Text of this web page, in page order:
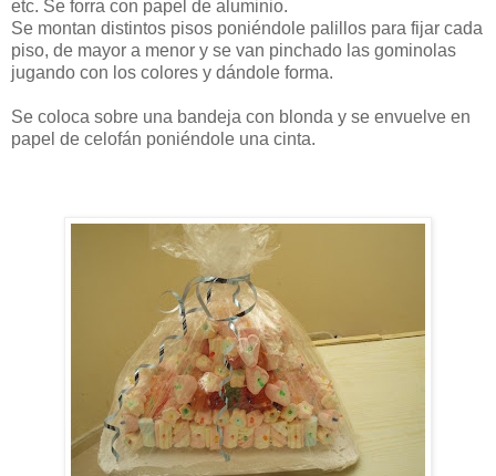
etc. Se forra con papel de aluminio.
Se montan distintos pisos poniéndole palillos para fijar cada
piso, de mayor a menor y se van pinchado las gominolas
jugando con los colores y dándole forma.
Se coloca sobre una bandeja con blonda y se envuelve en
papel de celofán poniéndole una cinta.